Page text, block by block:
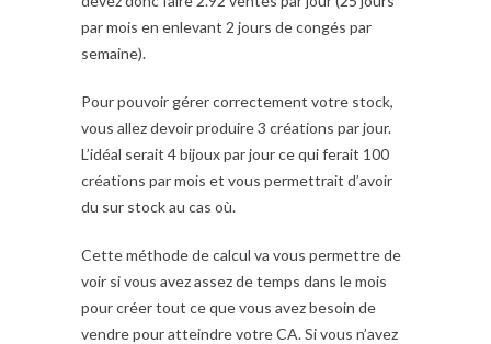
par mois en enlevant 2 jours de congés par
semaine).
Pour pouvoir gérer correctement votre stock,
vous allez devoir produire 3 créations par jour.
L’idéal serait 4 bijoux par jour ce qui ferait 100
créations par mois et vous permettrait d’avoir
du sur stock au cas où.
Cette méthode de calcul va vous permettre de
voir si vous avez assez de temps dans le mois
pour créer tout ce que vous avez besoin de
vendre pour atteindre votre CA. Si vous n’avez